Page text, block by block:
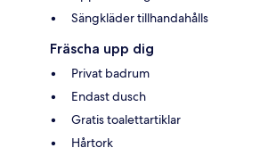
Sängkläder tillhandahålls
Fräscha upp dig
Privat badrum
Endast dusch
Gratis toalettartiklar
Hårtork